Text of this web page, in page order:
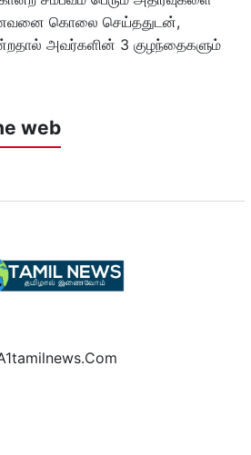
கொலை செய்ததுடன்,
அவர்களின் 3 குழந்தைகளும்
web